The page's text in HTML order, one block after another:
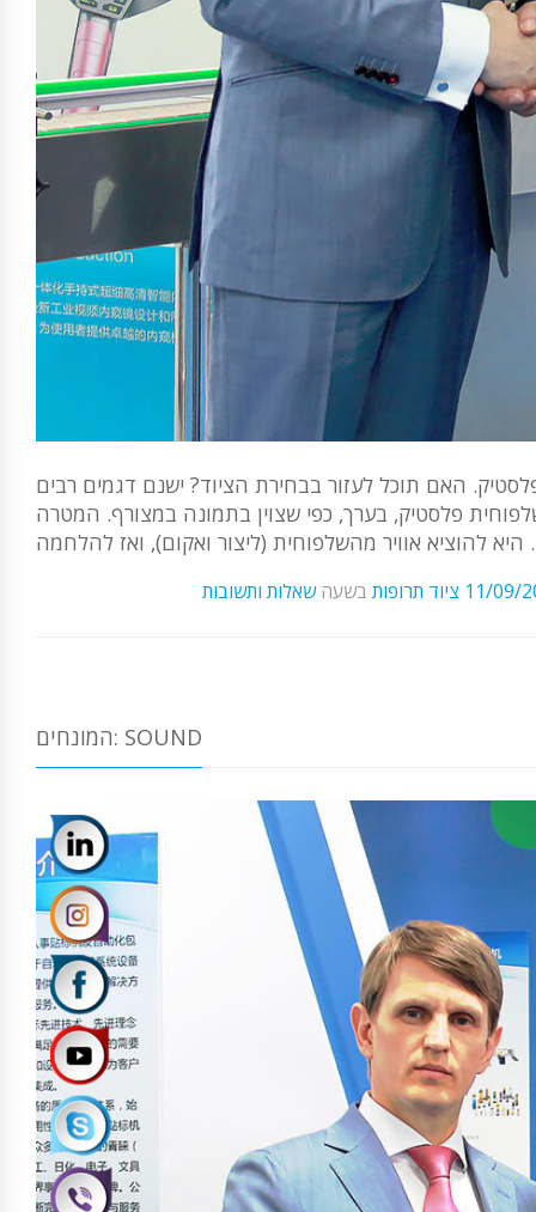
האם תוכל לעזור בבחירת הציוד? ישנם דגמים רבים
​​פלסטיק, בערך, כפי שצוין בתמונה במצורף. המטרה
להלחמה ...
11/09/ ציוד תרופות בשעהשאלות ותשובות
המונחים: SOUND